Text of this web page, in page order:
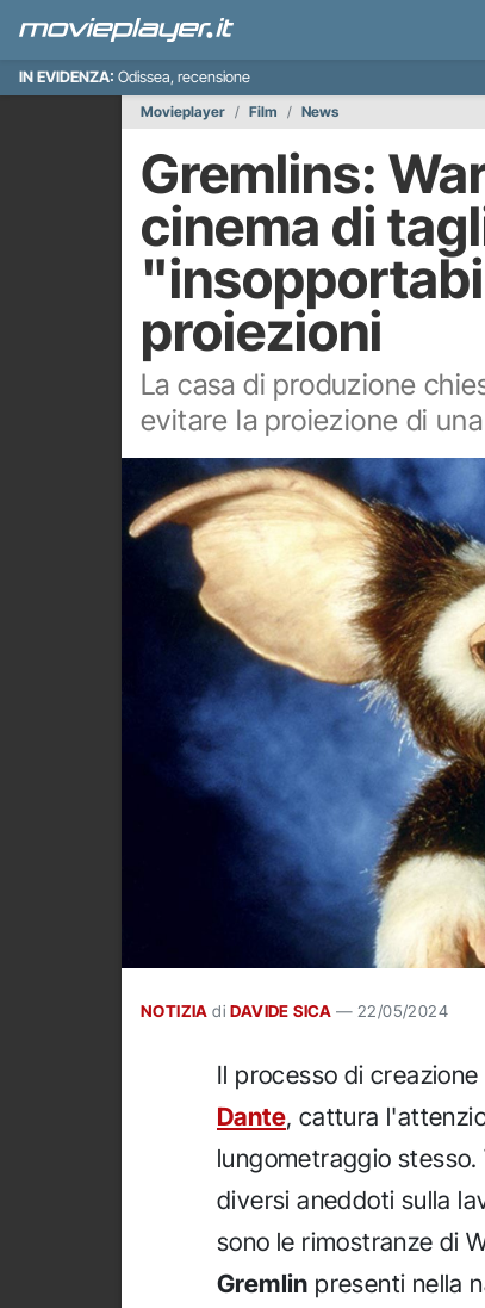
IN EVIDENZA: Odissea, recensione
Movieplayer
Film News
Gremlins:
cinema di
proiezioni
La casa di produzione
evitare la proiezione di
NOTIZIA di DAVIDE SICA —22/05/2024
Il processo di
Dante, cattura
lungometraggio
diversi aneddoti sulla
sono le rimostranze di
Gremlin presenti nella